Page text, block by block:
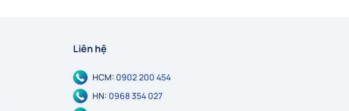
Liên hệ
HCM: 0902 200 454
HN: 0968 354 027